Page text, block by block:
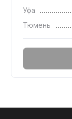
Уфа
Тюмень